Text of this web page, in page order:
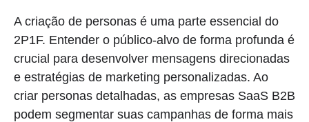
A criação de personas é uma parte essencial do
2P1F. Entender o público-alvo de forma profunda é
crucial para desenvolver mensagens direcionadas
e estratégias de marketing personalizadas. Ao
criar personas detalhadas, as empresas SaaS B2B
podem segmentar suas campanhas de forma mais